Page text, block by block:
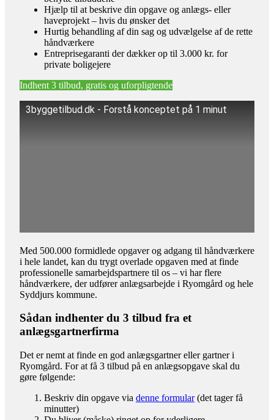
Hjælp til at beskrive din opgave og anlægs- eller
haveprojekt – hvis du ønsker det
Hurtig behandling af din sag og udvælgelse af de rette
håndværkere
Entreprisegaranti der dækker op til 3.000 kr. for
private boligejere
Indhent 3 tilbud, gratis og uforpligtende
3byggetilbud.dk - Forstå konceptet på 1 minut
Med 500.000 formidlede opgaver og adgang til håndværkere
i hele landet, kan du trygt overlade opgaven med at finde
professionelle samarbejdspartnere til os – vi har flere
håndværkere, der udfører anlægsarbejde i Ryomgård og hele
Syddjurs kommune.
Sådan indhenter du 3 tilbud fra et
anlægsgartnerfirma
Det er nemt at finde en god anlægsgartner eller gartner i
Ryomgård. For at få 3 tilbud på en anlægsopgave skal du
gøre følgende:
Beskriv din opgave via denne formular(det tager få
minutter)